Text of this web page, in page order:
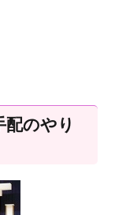
配のやり